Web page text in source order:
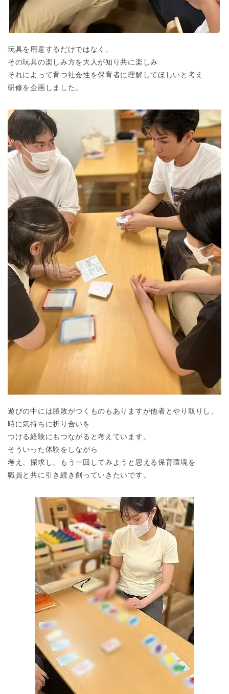
玩具を用意するだけではなく、
その玩具の楽しみ方を大人が知り共に楽しみ
それによって育つ社会性を保育者に理解してほしいと考え
研修を企画しました。
遊びの中には勝敗がつくものもありますが他者とやり取りし、
時に気持ちに折り合いを
つける経験にもつながると考えています。
そういった体験をしながら
考え、探求し、もう一回してみようと思える保育環境を
職員と共に引き続き創っていきたいです。